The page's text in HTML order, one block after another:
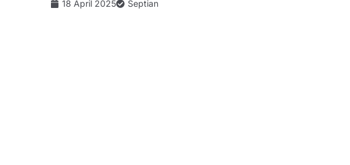
18 April 2025 Septian